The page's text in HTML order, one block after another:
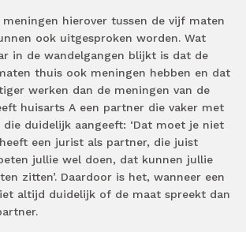
hierover tussen de vijf maten
ook uitgesproken worden. Wat
in de wandelgangen blijkt is dat de
thuis ook meningen hebben en dat
werken dan de meningen van de
huisarts A een partner die vaker met
duidelijk aangeeft: ‘Dat moet je niet
heeft een jurist als partner, die juist
jullie wel doen, dat kunnen jullie
zitten’. Daardoor is het, wanneer een
altijd duidelijk of de maat spreekt dan